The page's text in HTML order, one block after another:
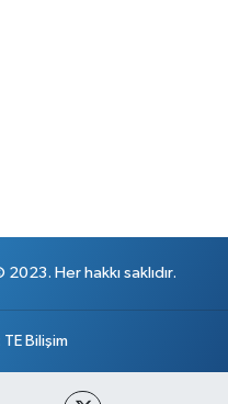
Her hakkı saklıdır.
TE Bilişim